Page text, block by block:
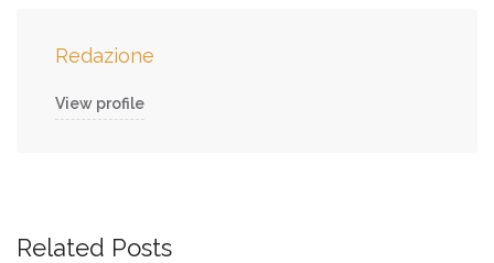
Redazione
View profile
Related Posts